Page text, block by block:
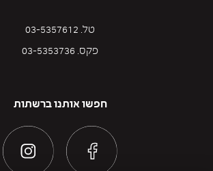
טל. 03-5357612
פקס. 03-5353736
חפשו אותנו ברשתות